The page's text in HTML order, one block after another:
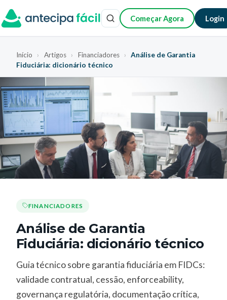
Começar Agora Login
Início › Artigos › Financiadores ›
Análise de Garantia
Fiduciária: dicionário técnico
FINANCIADORES
Análise de Garantia
Fiduciária: dicionário técnico
Guia técnico sobre garantia fiduciária em FIDCs:
validade contratual, cessão, enforceability,
governança regulatória, documentação crítica,